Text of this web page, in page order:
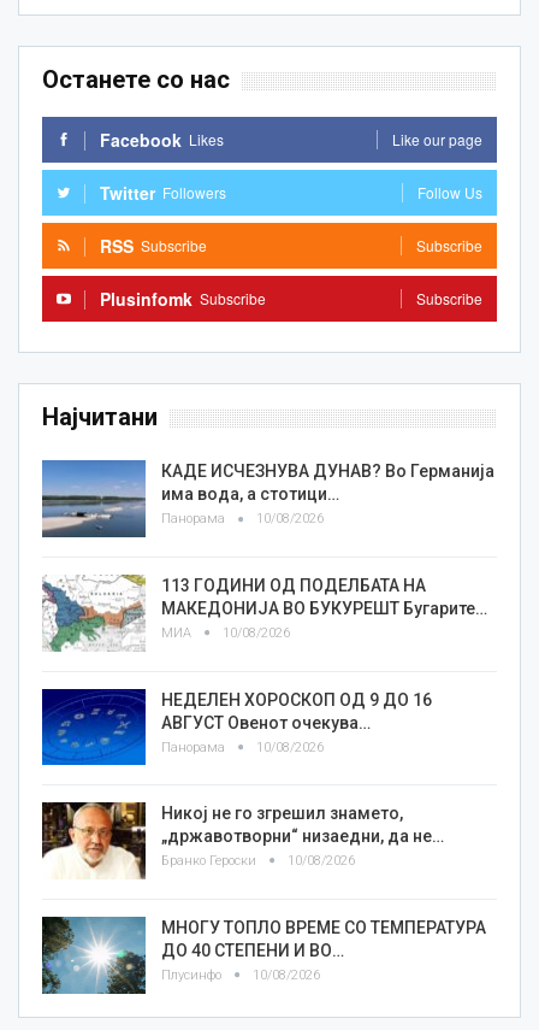
Останете со нас
Facebook Likes Like our page
Twitter Followers Follow Us
RSS Subscribe Subscribe
Plusinfomk Subscribe Subscribe
Најчитани
КАДЕ ИСЧЕЗНУВА ДУНАВ? Во Германија
има вода, а стотици…
Панорама 10/08/2026
113 ГОДИНИ ОД ПОДЕЛБАТА НА
МАКЕДОНИЈА ВО БУКУРЕШТ Бугарите…
МИА 10/08/2026
НЕДЕЛЕН ХОРОСКОП ОД 9 ДО 16
АВГУСТ Овенот очекува…
Панорама 10/08/2026
Никој не го згрешил знамето,
„државотворни“ низаедни, да не…
Бранко Героски 10/08/2026
МНОГУ ТОПЛО ВРЕМЕ СО ТЕМПЕРАТУРА
ДО 40 СТЕПЕНИ И ВО…
Плусинфо 10/08/2026